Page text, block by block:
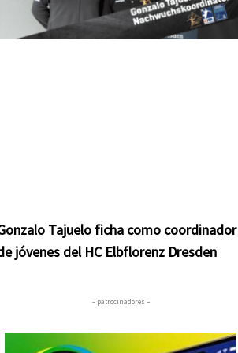
Tajuelo ficha como coordinador
jóvenes del HC Elbflorenz Dresden
– patrocinadores –